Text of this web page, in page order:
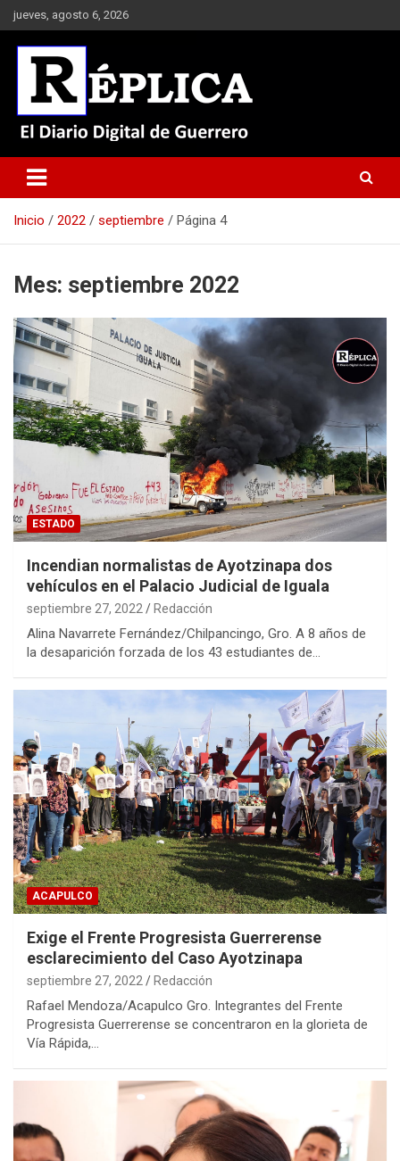
Saltar
al
contenido
jueves, agosto 6, 2026
Réplica
Inicio 2022 septiembre Página 4
Mes: septiembre 2022
ESTADO
Incendian normalistas de Ayotzinapa dos
vehículos en el Palacio Judicial de Iguala
septiembre 27, 2022 Redacción
Alina Navarrete Fernández/Chilpancingo, Gro. A 8 años de
la desaparición forzada de los 43 estudiantes de…
ACAPULCO
Exige el Frente Progresista Guerrerense
esclarecimiento del Caso Ayotzinapa
septiembre 27, 2022 Redacción
Rafael Mendoza/Acapulco Gro. Integrantes del Frente
Progresista Guerrerense se concentraron en la glorieta de
Vía Rápida,…